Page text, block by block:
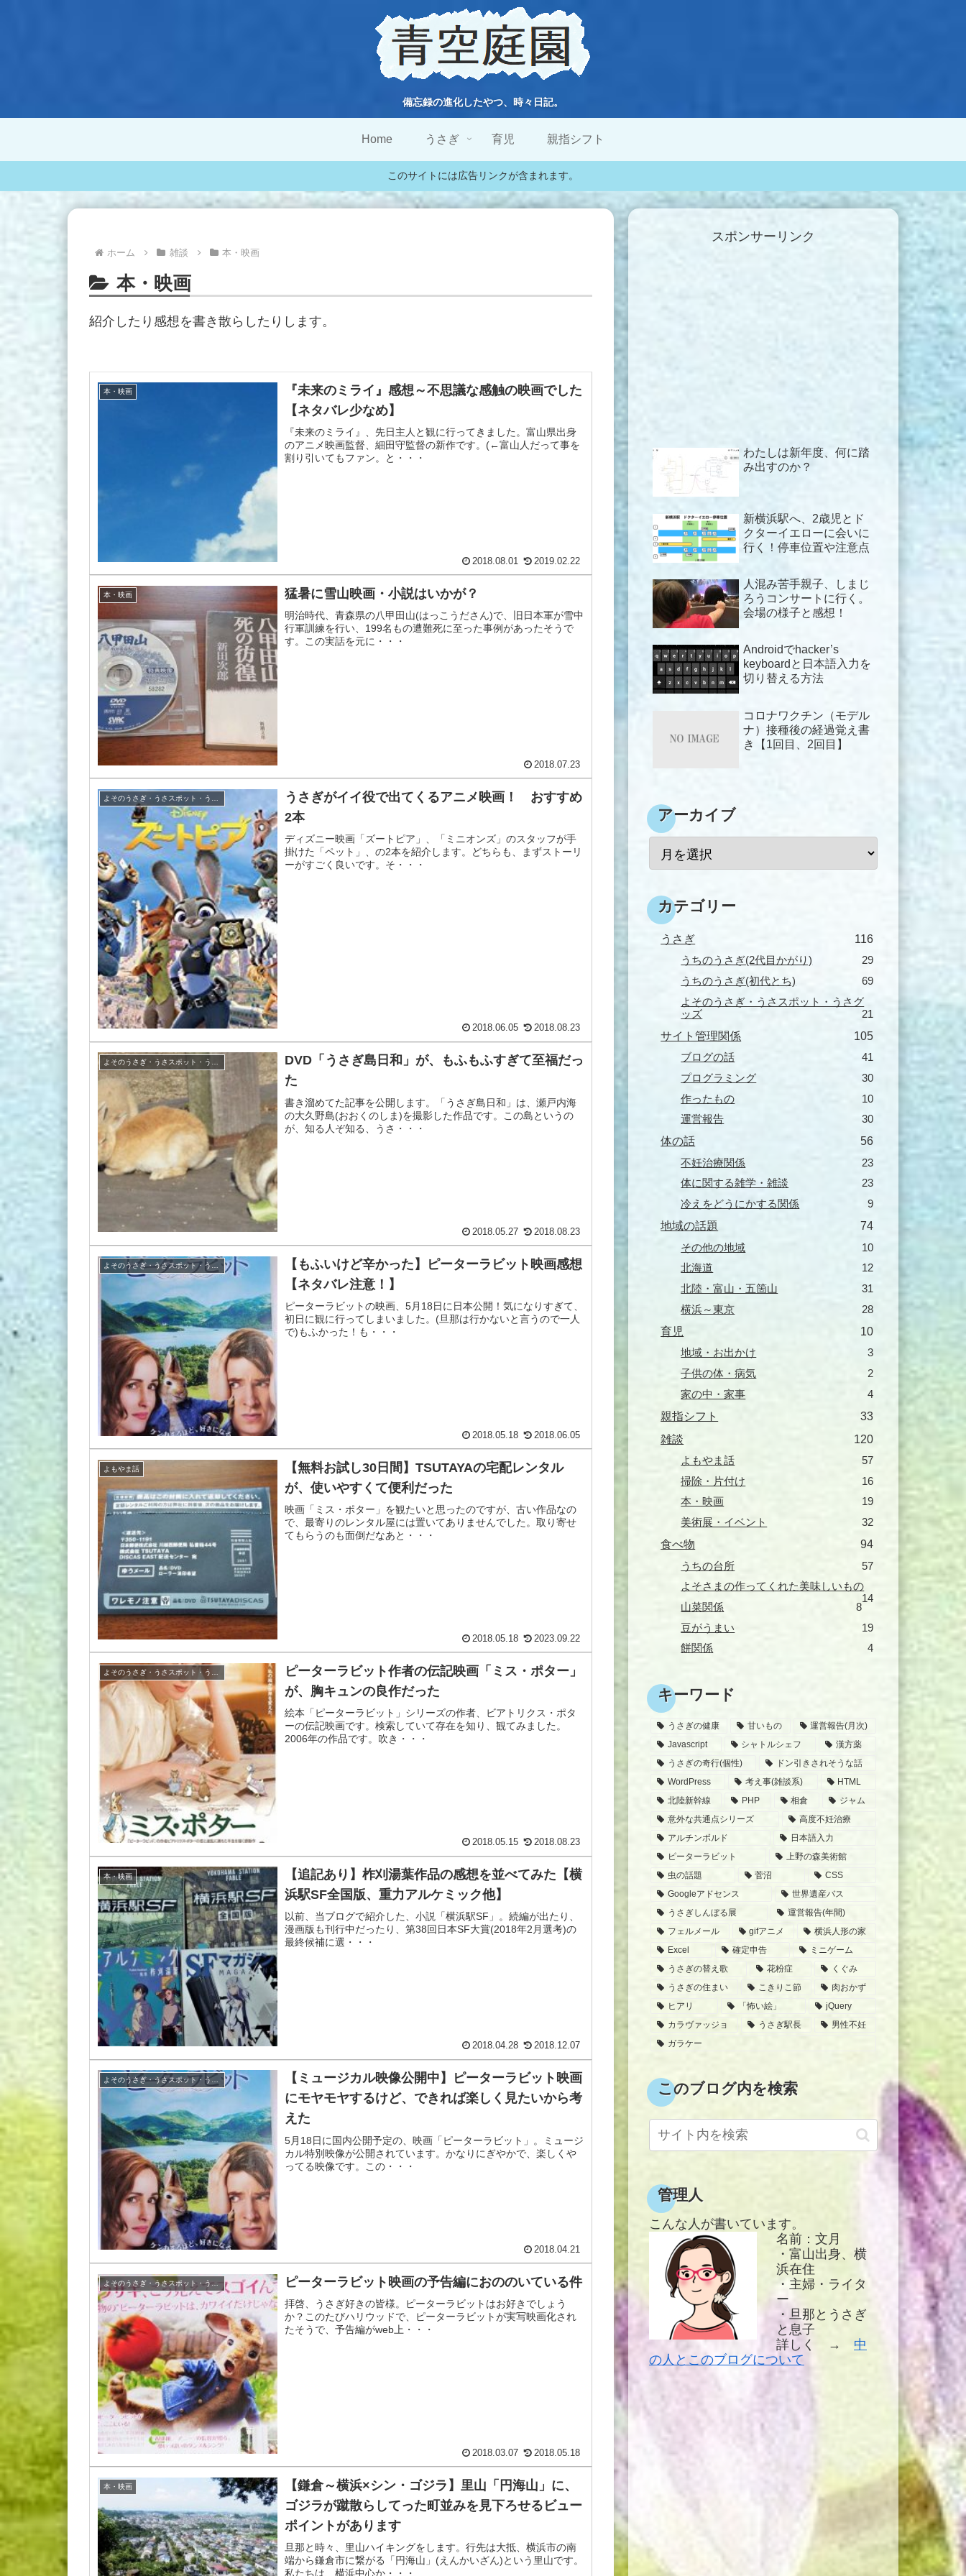
備忘録の進化したやつ、時々日記。
Home うさぎ 育児 親指シフト
このサイトには広告リンクが含まれます。
ホーム 雑談 本・映画
本・映画
紹介したり感想を書き散らしたりします。
本・映画
『未来のミライ』感想～不思議な感触の映画でした
【ネタバレ少なめ】
『未来のミライ』、先日主人と観に行ってきました。富山県出身
のアニメ映画監督、細田守監督の新作です。(←富山人だって事を
割り引いてもファン。と・・・
2018.08.01 2019.02.22
本・映画 猛暑に雪山映画・小説はいかが？
明治時代、青森県の八甲田山(はっこうださん)で、旧日本軍が雪中
行軍訓練を行い、199名もの遭難死に至った事例があったそうで
す。この実話を元に・・・
2018.07.23
よそのうさぎ・うさスポット・うさグッズ
うさぎがイイ役で出てくるアニメ映画！ おすすめ
2本
ディズニー映画「ズートピア」、「ミニオンズ」のスタッフが手
掛けた「ペット」、の2本を紹介します。どちらも、まずストーリ
ーがすごく良いです。そ・・・
2018.06.05 2018.08.23
DVD「うさぎ島日和」が、もふもふすぎて至福だっ
た
書き溜めてた記事を公開します。「うさぎ島日和」は、瀬戸内海
の大久野島(おおくのしま)を撮影した作品です。この島というの
が、知る人ぞ知る、うさ・・・
2018.05.27 2018.08.23
よそのうさぎ・うさスポット・うさグッズ
【もふいけど辛かった】ピーターラビット映画感想
【ネタバレ注意！】
ピーターラビットの映画、5月18日に日本公開！気になりすぎて、
初日に観に行ってしまいました。(旦那は行かないと言うので一人
で)もふかった！も・・・
2018.05.18 2018.06.05
よもやま話
【無料お試し30日間】TSUTAYAの宅配レンタル
が、使いやすくて便利だった
映画「ミス・ポター」を観たいと思ったのですが、古い作品なの
で、最寄りのレンタル屋には置いてありませんでした。取り寄せ
てもらうのも面倒だなあと・・・
2018.05.18 2023.09.22
よそのうさぎ・うさスポット・うさグッズ
ピーターラビット作者の伝記映画「ミス・ポター」
が、胸キュンの良作だった
絵本「ピーターラビット」シリーズの作者、ビアトリクス・ポタ
ーの伝記映画です。検索していて存在を知り、観てみました。
2006年の作品です。吹き・・・
2018.05.15 2018.08.23
本・映画
【追記あり】柞刈湯葉作品の感想を並べてみた【横
浜駅SF全国版、重力アルケミック他】
以前、当ブログで紹介した、小説「横浜駅SF」。続編が出たり、
漫画版も刊行中だったり、第38回日本SF大賞(2018年2月選考)の
最終候補に選・・・
2018.04.28 2018.12.07
よそのうさぎ・うさスポット・うさグッズ
【ミュージカル映像公開中】ピーターラビット映画
にモヤモヤするけど、できれば楽しく見たいから考
えた
5月18日に国内公開予定の、映画「ピーターラビット」。ミュージ
カル特別映像が公開されています。かなりにぎやかで、楽しくや
ってる映像です。この・・・
2018.04.21
よそのうさぎ・うさスポット・うさグッズ ピーターラビット映画の予告編におののいている件
拝啓、うさぎ好きの皆様。ピーターラビットはお好きでしょう
か？このたびハリウッドで、ピーターラビットが実写映画化され
たそうで、予告編がweb上・・・
2018.03.07 2018.05.18
本・映画
【鎌倉～横浜×シン・ゴジラ】里山「円海山」に、
ゴジラが蹴散らしてった町並みを見下ろせるビュー
ポイントがあります
旦那と時々、里山ハイキングをします。行先は大抵、横浜市の南
端から鎌倉市に繋がる「円海山」(えんかいざん)という里山です。
私たちは、横浜中心か・・・
スポンサーリンク
わたしは新年度、何に踏
み出すのか？
新横浜駅へ、2歳児とド
クターイエローに会いに
行く！停車位置や注意点
人混み苦手親子、しまじ
ろうコンサートに行く。
会場の様子と感想！
Androidでhacker’s
keyboardと日本語入力を
切り替える方法
コロナワクチン（モデル
ナ）接種後の経過覚え書
き【1回目、2回目】
アーカイブ
カテゴリー
うさぎ 116
うちのうさぎ(2代目かがり)
29
うちのうさぎ(初代とち)
69
よそのうさぎ・うさスポット・うさグ
ッズ
21
サイト管理関係 105
ブログの話
41
プログラミング
30
作ったもの
10
運営報告
30
体の話 56
不妊治療関係
23
体に関する雑学・雑談
23
冷えをどうにかする関係
9
地域の話題 74
その他の地域
10
北海道
12
北陸・富山・五箇山
31
横浜～東京
28
育児 10
地域・お出かけ
3
子供の体・病気
2
家の中・家事
4
親指シフト
33
雑談
120
よもやま話
57
掃除・片付け
16
本・映画
19
美術展・イベント
32
食べ物 94
うちの台所
57
よそさまの作ってくれた美味しいもの
14
山菜関係
8
豆がうまい
19
餅関係
4
キーワード
うさぎの健康 甘いもの
運営報告(月次)
Javascript
シャトルシェフ
漢方薬
うさぎの奇行(個性)
ドン引きされそうな話
WordPress
考え事(雑談系)
HTML
北陸新幹線
PHP 相倉
ジャム
意外な共通点シリーズ
高度不妊治療
アルチンボルド
日本語入力
ピーターラビット
上野の森美術館
虫の話題
菅沼
CSS
Googleアドセンス
世界遺産バス
うさぎしんぼる展
運営報告(年間)
フェルメール
gifアニメ
横浜人形の家
Excel
確定申告
ミニゲーム
うさぎの替え歌
花粉症
くぐみ
うさぎの住まい
こきりこ節
肉おかず
ヒアリ
「怖い絵」
jQuery
カラヴァッジョ
うさぎ駅長
男性不妊
ガラケー
このブログ内を検索
管理人
こんな人が書いています。
名前：文月
・富山出身、横
浜在住
・主婦・ライタ
ー
・旦那とうさぎ
と息子
詳しく → 中
の人とこのブログについて